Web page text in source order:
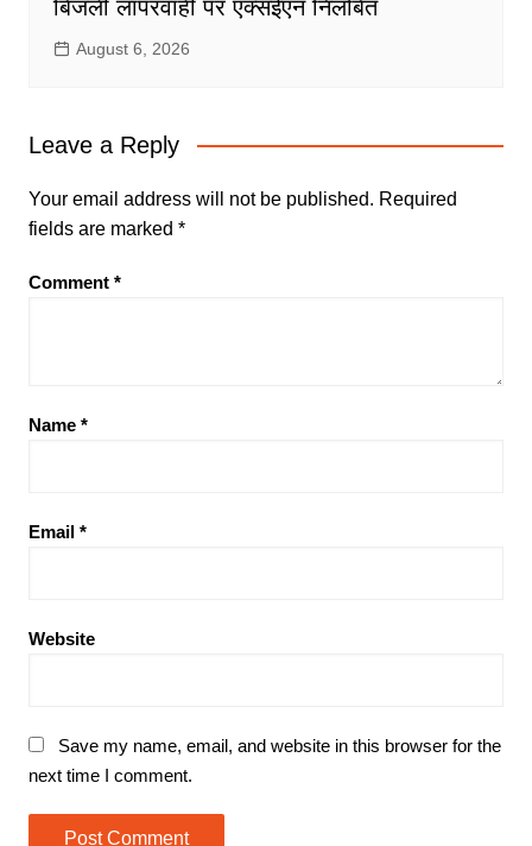
बिजली लापरवाही पर एक्सईएन निलंबित
August 6, 2026
Leave a Reply
Your email address will not be published. Required
fields are marked *
Comment *
Name *
Email *
Website
Save my name, email, and website in this browser for the
next time I comment.